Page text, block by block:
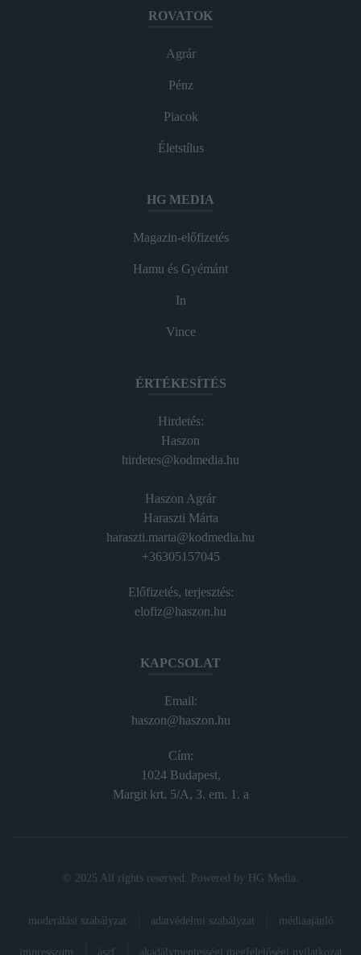
ROVATOK
Agrár
Pénz
Piacok
Életstílus
HG MEDIA
Magazin-előfizetés
Hamu és Gyémánt
In
Vince
ÉRTÉKESÍTÉS
Hirdetés:
Haszon
hirdetes@kodmedia.hu
Haszon Agrár
Haraszti Márta
haraszti.marta@kodmedia.hu
+36305157045
Előfizetés, terjesztés:
elofiz@haszon.hu
KAPCSOLAT
Email:
haszon@haszon.hu
Cím:
1024 Budapest,
Margit krt. 5/A, 3. em. 1. a
© 2025 All rights reserved. Powered by HG Media
moderálási szabályzat adatvédelmi szabályzat médiaajánló
impresszum ászf akadálymentességi megfelelőségi nyilatkozat